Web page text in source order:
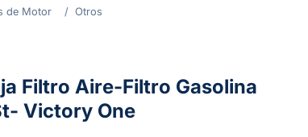
de Motor Otros
Filtro Aire-Filtro Gasolina
Victory One